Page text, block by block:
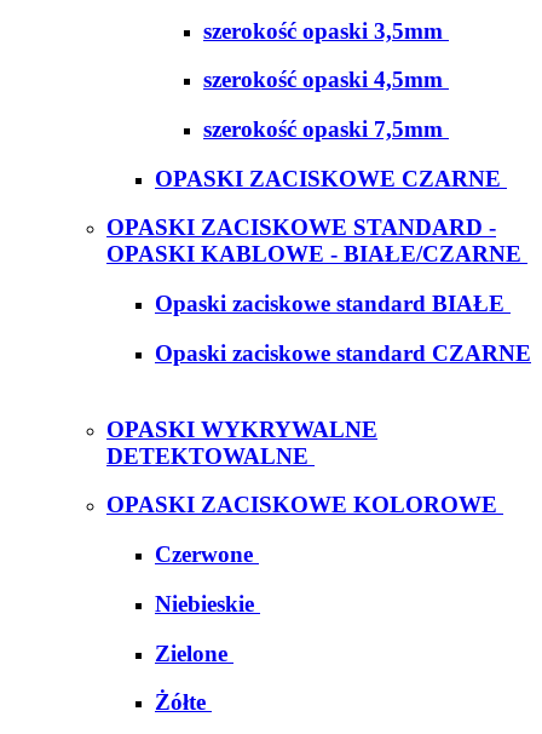
szerokość opaski 3,5mm
szerokość opaski 4,5mm
szerokość opaski 7,5mm
OPASKI ZACISKOWE CZARNE
OPASKI ZACISKOWE STANDARD -
OPASKI KABLOWE - BIAŁE/CZARNE
Opaski zaciskowe standard BIAŁE
Opaski zaciskowe standard CZARNE
OPASKI WYKRYWALNE
DETEKTOWALNE
OPASKI ZACISKOWE KOLOROWE
Czerwone
Niebieskie
Zielone
Żółte